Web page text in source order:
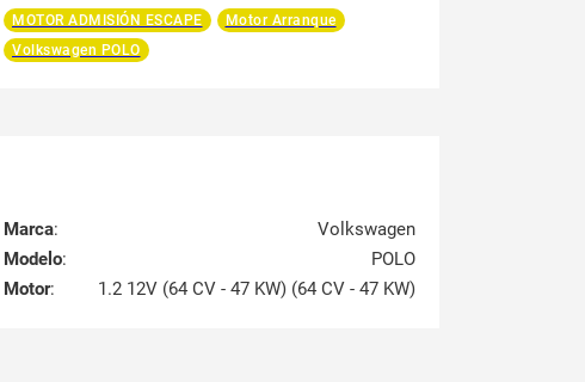
MOTOR ADMISIÓN ESCAPE
Motor Arranque
Volkswagen POLO
Marca:
Volkswagen
Modelo:
POLO
Motor: 1.2 12V (64 CV - 47 KW) (64 CV - 47 KW)